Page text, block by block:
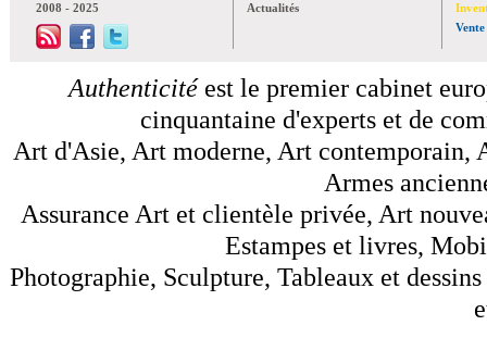
2008 - 2025
Actualités
Vente
Authenticitéest le premier cabinet
cinquantaine d'experts et de
Art d'Asie, Art moderne, Art contemporain,
Armes
Assurance Art et clientèle privée, Art
Estampes et livres,
Photographie, Sculpture, Tableaux et